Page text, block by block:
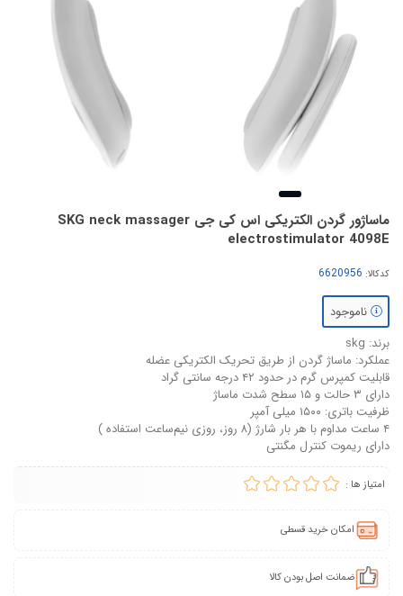
ماساژور گردن الکتریکی اس کی جی SKG neck massager
electrostimulator 4098E
کدکالا:
ناموجود
برند: skg
عملکرد: ماساژ گردن از طریق تحریک الکتریکی عضله
قابلیت کمپرس گرم در حدود ۴۲ درجه سانتی گراد
دارای ۳ حالت و ۱۵ سطح شدت ماساژ
ظرفیت باتری: ۱۵۰۰ میلی آمپر
۴ ساعت مداوم با هر بار شارژ (۸ روز، روزی نیم‌ساعت استفاده )
دارای ریموت کنترل مگنتی
امتیاز ها :
امکان خرید قسطی
ضمانت اصل بودن کالا